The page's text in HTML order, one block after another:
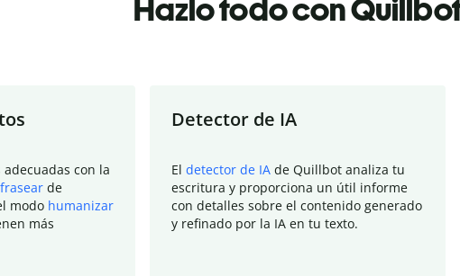
Hazlo todo con
con la
de
modo humanizar
más
Detector de IA
El detector de IA de Quillbot analiza tu
escritura y proporciona un útil informe
con detalles sobre el contenido generado
y refinado por la IA en tu texto.